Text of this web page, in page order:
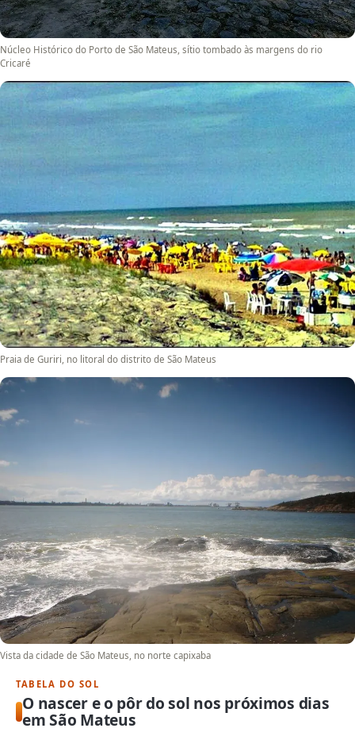
Núcleo Histórico do Porto de São Mateus, sítio tombado às margens do rio
Cricaré
Praia de Guriri, no litoral do distrito de São Mateus
Vista da cidade de São Mateus, no norte capixaba
TABELA DO SOL
O nascer e o pôr do sol nos próximos dias
em São Mateus